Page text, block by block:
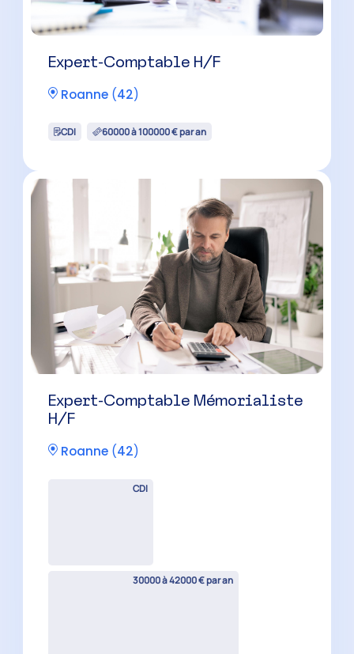
Expert-Comptable H/F
Roanne (42)
CDI 60000 à 100000 € par an
Expert-Comptable Mémorialiste
H/F
Roanne (42)
30000 à 42000 € par an